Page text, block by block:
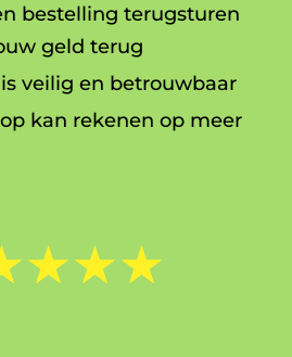
bestelling terugsturen
geld terug
veilig en betrouwbaar
kan rekenen op meer
☆☆☆